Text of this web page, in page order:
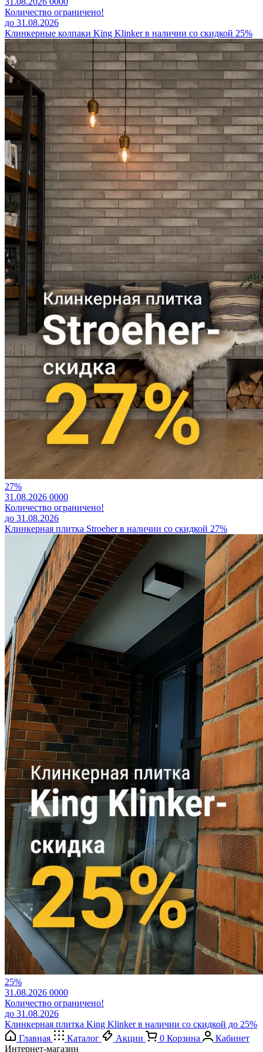
Количество ограничено!
до 31.08.2026
Клинкерные колпаки King Klinker в наличии со скидкой 25%
27%
31.08.2026 0000
Количество ограничено!
до 31.08.2026
Клинкерная плитка Stroeher в наличии со скидкой 27%
25%
31.08.2026 0000
Количество ограничено!
до 31.08.2026
Клинкерная плитка King Klinker в наличии со скидкой до 25%
Главная
Каталог Акции 0 Корзина
Кабинет
Интернет-магазин